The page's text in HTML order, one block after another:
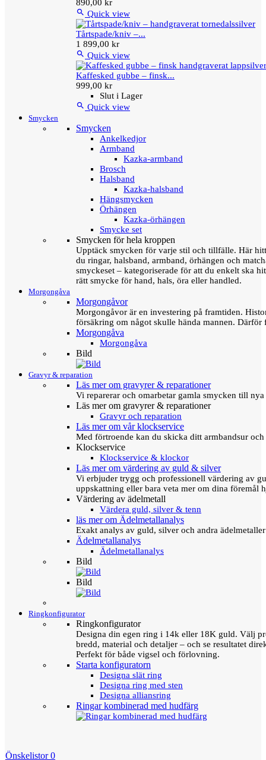
890,00 kr
 Quick view
Tårtspade/kniv –...
1 899,00 kr
 Quick view
Kaffesked gubbe – finsk...
999,00 kr
Slut i Lager
 Quick view
Smycken
Smycken
Ankelkedjor
Armband
Kazka-armband
Brosch
Halsband
Kazka-halsband
Hängsmycken
Örhängen
Kazka-örhängen
Smycke set
Smycken för hela kroppen
Upptäck smycken för varje stil och tillfälle. Här
du ringar, halsband, armband, örhängen och
smyckeset – kategoriserade för att du enkelt ska
rätt smycke för hand, hals, öra eller handled.
Morgongåva
Morgongåvor
Morgongåvor är en investering på framtiden.
försäkring om något skulle hända mannen.
Morgongåva
Morgongåva
Bild
Gravyr & reparation
Läs mer om gravyrer & reparationer
Vi reparerar och omarbetar gamla smycken till
Läs mer om gravyrer & reparationer
Gravyr och reparation
Läs mer om vår klockservice
Med förtroende kan du skicka ditt armbandsur
Klockservice
Klockservice & klockor
Läs mer om värdering av guld & silver
Vi erbjuder trygg och professionell värdering av
uppskattning eller bara veta mer om dina föremål
Värdering av ädelmetall
Värdera guld, silver & tenn
läs mer om Ädelmetallanalys
Exakt analys av guld, silver och andra
Ädelmetallanalys
Ädelmetallanalys
Bild
Bild
Ringkonfigurator
Ringkonfigurator
Designa din egen ring i 14k eller 18K guld. Välj
bredd, material och detaljer – och se resultatet
Perfekt för både vigsel och förlovning.
Starta konfiguratorn
Designa slät ring
Designa ring med sten
Designa alliansring
Ringar kombinerad med hudfärg
Önskelistor 0